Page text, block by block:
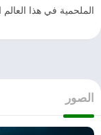
الملحمية في هذا
الصور